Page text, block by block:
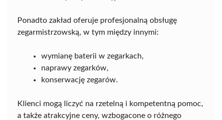
Ponadto zakład oferuje profesjonalną obsługę
zegarmistrzowską, w tym między innymi:
wymianę baterii w zegarkach,
naprawy zegarków,
konserwację zegarów.
Klienci mogą liczyć na rzetelną i kompetentną pomoc,
a także atrakcyjne ceny, wzbogacone o różnego